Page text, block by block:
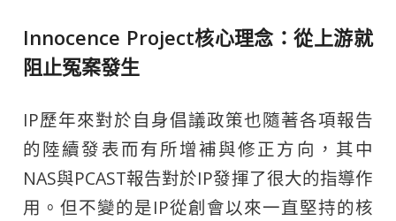
Innocence Project核心理念：從上游就
阻止冤案發生
IP歷年來對於自身倡議政策也隨著各項報告
的陸續發表而有所增補與修正方向，其中
NAS與PCAST報告對於IP發揮了很大的指導作
用。但不變的是IP從創會以來一直堅持的核